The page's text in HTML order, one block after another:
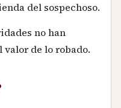
del sospechoso.
no han
de lo robado.